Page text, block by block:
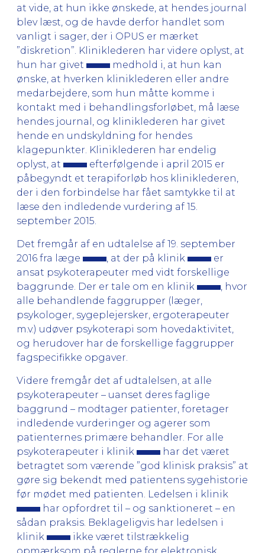
at vide, at hun ikke ønskede, at hendes journal
blev læst, og de havde derfor handlet som
vanligt i sager, der i OPUS er mærket
”diskretion”. Kliniklederen har videre oplyst, at
hun har givet
medhold i, at hun kan
ønske, at hverken kliniklederen eller andre
medarbejdere, som hun måtte komme i
kontakt med i behandlingsforløbet, må læse
hendes journal, og kliniklederen har givet
hende en undskyldning for hendes
klagepunkter. Kliniklederen har endelig
oplyst, at
efterfølgende i april 2015 er
påbegyndt et terapiforløb hos kliniklederen,
der i den forbindelse har fået samtykke til at
læse den indledende vurdering af 15.
september 2015.
Det fremgår af en udtalelse af 19. september
2016 fra læge
, at der på klinik
er
ansat psykoterapeuter med vidt forskellige
baggrunde. Der er tale om en klinik
, hvor
alle behandlende faggrupper (læger,
psykologer, sygeplejersker, ergoterapeuter
m.v.) udøver psykoterapi som hovedaktivitet,
og herudover har de forskellige faggrupper
fagspecifikke opgaver.
Videre fremgår det af udtalelsen, at alle
psykoterapeuter – uanset deres faglige
baggrund – modtager patienter, foretager
indledende vurderinger og agerer som
patienternes primære behandler. For alle
psykoterapeuter i klinik
har det været
betragtet som værende ”god klinisk praksis” at
gøre sig bekendt med patientens sygehistorie
før mødet med patienten. Ledelsen i klinik
har opfordret til – og sanktioneret – en
sådan praksis. Beklageligvis har ledelsen i
klinik
ikke været tilstrækkelig
opmærksom på reglerne for elektronisk